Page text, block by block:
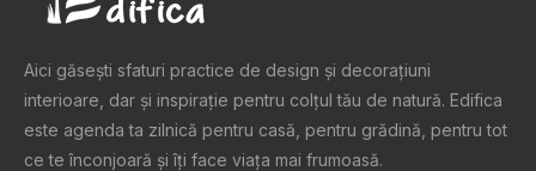
Aici găsești sfaturi practice de design şi decoraţiuni
interioare, dar și inspiraţie pentru colţul tău de natură. Edifica
este agenda ta zilnică pentru casă, pentru grădină, pentru tot
ce te înconjoară şi îţi face viaţa mai frumoasă.